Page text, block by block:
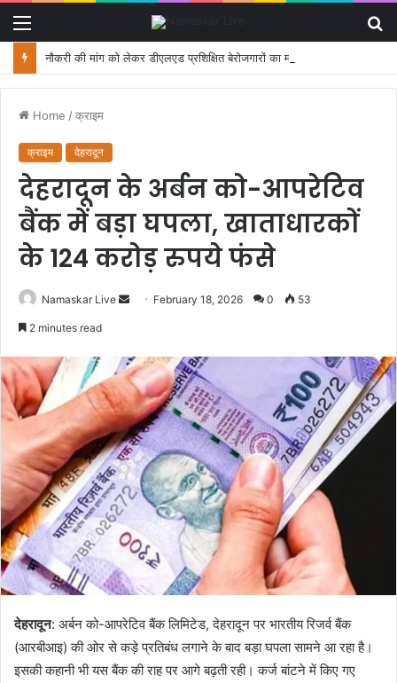
Home /क्राइम
क्राइम देहरादून
देहरादून के अर्बन को-आपरेटिव
बैंक में बड़ा घपला, खाताधारकों
के 124 करोड़ रुपये फंसे
Namaskar Live
d
a
n
e
m
a
i
February 18, 2026 0 53
2 minutes read
देहरादून: अर्बन को-आपरेटिव बैंक लिमिटेड, देहरादून पर भारतीय रिजर्व बैंक
(आरबीआइ) की ओर से कड़े प्रतिबंध लगाने के बाद बड़ा घपला सामने आ रहा है।
इसकी कहानी भी यस बैंक की राह पर आगे बढ़ती रही। कर्ज बांटने में किए गए